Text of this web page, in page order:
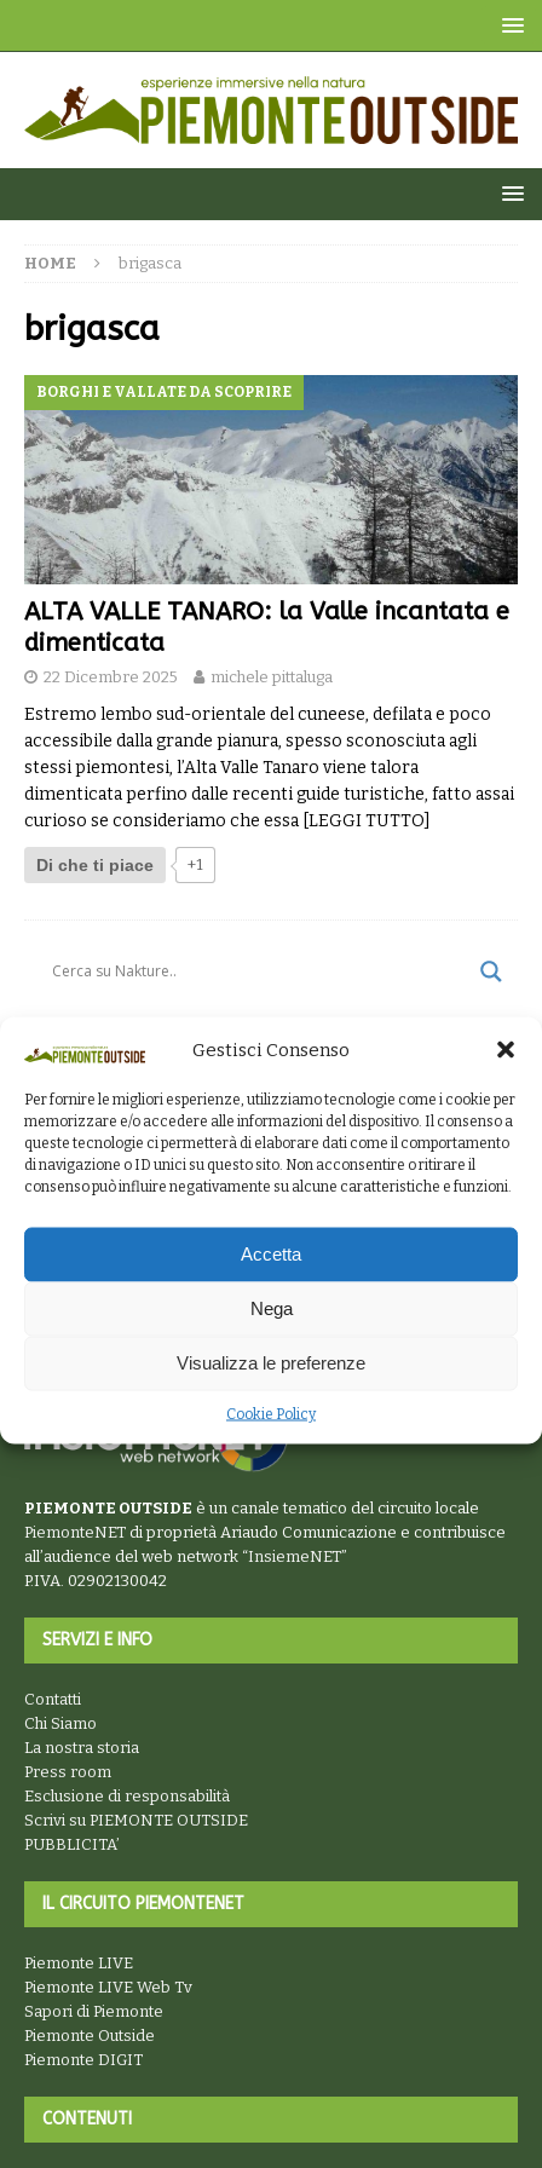
Gestisci Consenso
Per fornire le migliori esperienze, utilizziamo tecnologie come i cookie per
memorizzare e/o accedere alle informazioni del dispositivo. Il consenso a
queste tecnologie ci permetterà di elaborare dati come il comportamento
di navigazione o ID unici su questo sito. Non acconsentire o ritirare il
consenso può influire negativamente su alcune caratteristiche e funzioni.
Accetta
Nega
Visualizza le preferenze
Cookie Policy
HOME brigasca
brigasca
BORGHI E VALLATE DA SCOPRIRE
ALTA VALLE TANARO: la Valle incantata e
dimenticata
22 Dicembre 2025 michele pittaluga
Estremo lembo sud-orientale del cuneese, defilata e poco
accessibile dalla grande pianura, spesso sconosciuta agli
stessi piemontesi, l’Alta Valle Tanaro viene talora
dimenticata perfino dalle recenti guide turistiche, fatto assai
curioso se consideriamo che essa [LEGGI TUTTO]
Di che ti piace +1
PIEMONTE OUTSIDE è un canale tematico del circuito locale
PiemonteNET di proprietà Ariaudo Comunicazione e contribuisce
all’audience del web network “InsiemeNET”
P.IVA. 02902130042
SERVIZI E INFO
Contatti
Chi Siamo
La nostra storia
Press room
Esclusione di responsabilità
Scrivi su PIEMONTE OUTSIDE
PUBBLICITA’
IL CIRCUITO PIEMONTENET
Piemonte LIVE
Piemonte LIVE Web Tv
Sapori di Piemonte
Piemonte Outside
Piemonte DIGIT
CONTENUTI